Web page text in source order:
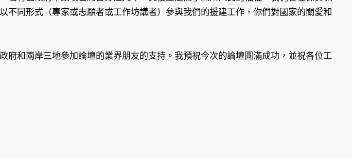
同形式（專家或志願者或工作坊講者）參與我們的援建工作，你們對國家的關愛和
和兩岸三地參加論壇的業界朋友的支持。我預祝今次的論壇圓滿成功，並祝各位工